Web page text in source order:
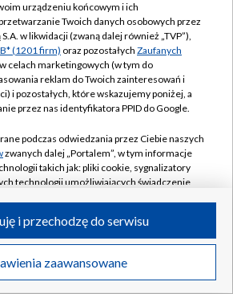
urządzeniu końcowym i ich
Twoich danych osobowych przez
w likwidacji (zwaną dalej również „TVP”),
(1201 firm) oraz pozostałych Zaufanych
celach marketingowych (w tym do
reklam do Twoich zainteresowań i
i pozostałych, które wskazujemy poniżej, a
przez nas identyfikatora PPID do Google.
podczas odwiedzania przez Ciebie naszych
zwanych dalej „Portalem”, w tym informacje
takich jak: pliki cookie, sygnalizatory
technologii umożliwiających świadczenie
podczas odwiedzania przez Ciebie
na Portalu, takie jak adresy IP, identyfikatory
zaawansowane
i przechodzę do serwisu